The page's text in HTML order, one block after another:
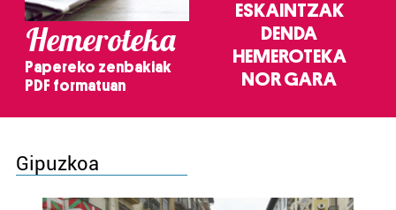
Hemeroteka
Papereko zenbakiak
PDF formatuan
ESKAINTZAK
DENDA
HEMEROTEKA
NOR GARA
Gipuzkoa